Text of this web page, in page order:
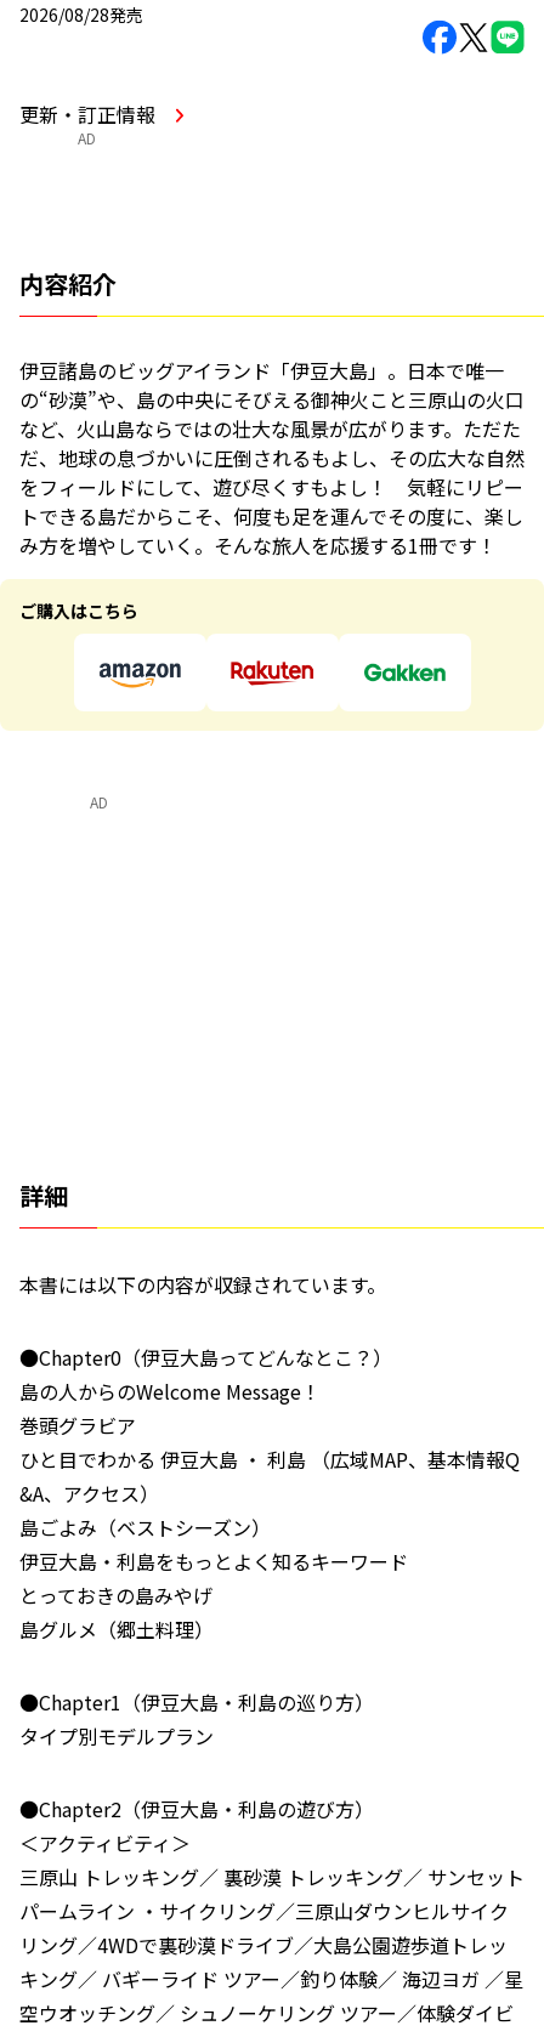
2026/08/28発売
更新・訂正情報
AD
内容紹介
伊豆諸島のビッグアイランド「伊豆大島」。日本で唯一
の“砂漠”や、島の中央にそびえる御神火こと三原山の火口
など、火山島ならではの壮大な風景が広がります。ただた
だ、地球の息づかいに圧倒されるもよし、その広大な自然
をフィールドにして、遊び尽くすもよし！ 気軽にリピー
トできる島だからこそ、何度も足を運んでその度に、楽し
み方を増やしていく。そんな旅人を応援する1冊です！
ご購入はこちら
詳細
本書には以下の内容が収録されています。
●Chapter0（伊豆大島ってどんなとこ？）
島の人からのWelcome Message！
巻頭グラビア
ひと目でわかる 伊豆大島 ・ 利島 （広域MAP、基本情報Q
&A、アクセス）
島ごよみ（ベストシーズン）
伊豆大島・利島をもっとよく知るキーワード
とっておきの島みやげ
島グルメ（郷土料理）
●Chapter1（伊豆大島・利島の巡り方）
タイプ別モデルプラン
●Chapter2（伊豆大島・利島の遊び方）
＜アクティビティ＞
三原山 トレッキング／ 裏砂漠 トレッキング／ サンセット
パームライン ・サイクリング／三原山ダウンヒルサイク
リング／4WDで裏砂漠ドライブ／大島公園遊歩道トレッ
キング／ バギーライド ツアー／釣り体験／ 海辺ヨガ ／星
空ウオッチング／ シュノーケリング ツアー／体験ダイビ
AD